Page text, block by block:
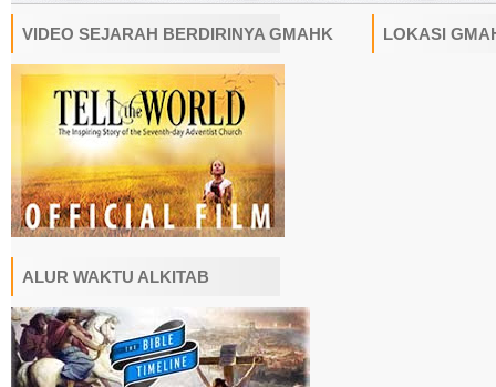
VIDEO SEJARAH BERDIRINYA GMAHK
ALUR WAKTU ALKITAB
LOKASI